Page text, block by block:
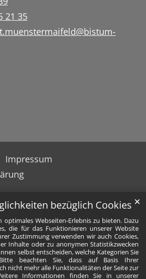
bezüglich Cookies
Webseiten-Erlebnis zu bieten. Dazu
die für das Funktionieren unserer Website
Zustimmung verwenden wir auch Cookies,
Inhalte oder zu anonymen Statistikzwecken
selbst entscheiden, welche Kategorien Sie
beachten Sie, dass auf Basis Ihrer
nicht mehr alle Funktionalitäten der Seite zur
Informationen finden Sie in unserer
✕
21 35
YouTube
Impressum